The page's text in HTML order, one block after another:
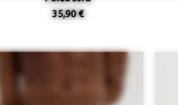
35,90 €